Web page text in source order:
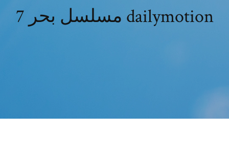
مسلسل بحر 7 dailymotion